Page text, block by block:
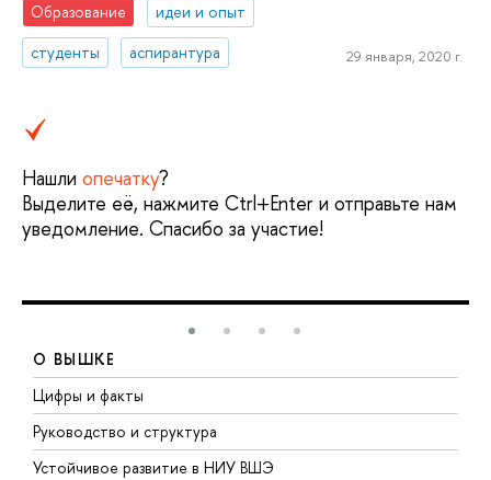
Образование
идеи и опыт
студенты
аспирантура 29 января, 2020 г.
Нашли опечатку?
Выделите её, нажмите Ctrl+Enter и отправьте нам
уведомление. Спасибо за участие!
О ВЫШКЕ
Цифры и факты
Руководство и структура
Устойчивое развитие в НИУ ВШЭ